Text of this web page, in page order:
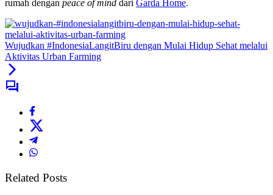
rumah dengan peace of mind dari Garda Home.
Wujudkan #IndonesiaLangitBiru dengan Mulai Hidup Sehat melalui
Aktivitas Urban Farming
Related Posts